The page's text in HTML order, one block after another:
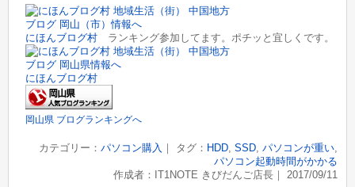
にほんブログ村 ランキング参加してます。ポチッと宜しくです。
にほんブログ村
岡山県 ブログランキングへ
カテゴリー： パソコン購入 ｜ タグ： HDD, SSD, パソコンが重い,
パソコン起動時間がかかる
作成者：IT1NOTE きびだんご店長｜ 2017/09/11